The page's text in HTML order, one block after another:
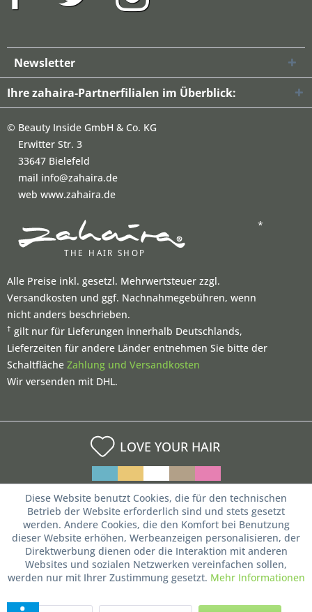
Newsletter
Ihre zahaira-Partnerfilialen im Überblick:
© Beauty Inside GmbH & Co. KG
Erwitter Str. 3
33647 Bielefeld
mail info@zahaira.de
web www.zahaira.de
*
Alle Preise inkl. gesetzl. Mehrwertsteuer zzgl.
Versandkosten und ggf. Nachnahmegebühren, wenn
nicht anders beschrieben.
† gilt nur für Lieferungen innerhalb Deutschlands,
Lieferzeiten für andere Länder entnehmen Sie bitte der
Schaltfläche Zahlung und Versandkosten
Wir versenden mit DHL.
LOVE YOUR HAIR
Diese Website benutzt Cookies, die für den technischen
Betrieb der Website erforderlich sind und stets gesetzt
werden. Andere Cookies, die den Komfort bei Benutzung
dieser Website erhöhen, Werbeanzeigen personalisieren, der
Direktwerbung dienen oder die Interaktion mit anderen
Websites und sozialen Netzwerken vereinfachen sollen,
werden nur mit Ihrer Zustimmung gesetzt. Mehr Informationen